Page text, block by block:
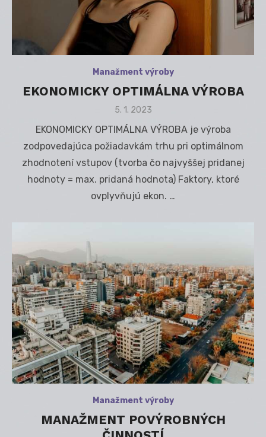
Manažment výroby
EKONOMICKY OPTIMÁLNA VÝROBA
Posted
5. 1. 2023
EKONOMICKY OPTIMÁLNA VÝROBA je výroba
zodpovedajúca požiadavkám trhu pri optimálnom
zhodnotení vstupov (tvorba čo najvyššej pridanej
hodnoty = max. pridaná hodnota) Faktory, ktoré
ovplyvňujú ekon. …
Manažment výroby
MANAŽMENT POVÝROBNÝCH